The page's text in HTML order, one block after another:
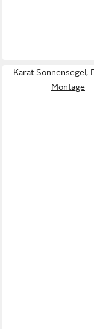
Karat Sonnensegel,
Montage